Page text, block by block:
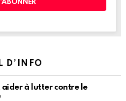
D’INFO
aider à lutter contre le